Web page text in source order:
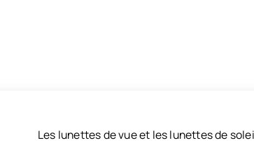
Les lunettes de vue et les lunettes de